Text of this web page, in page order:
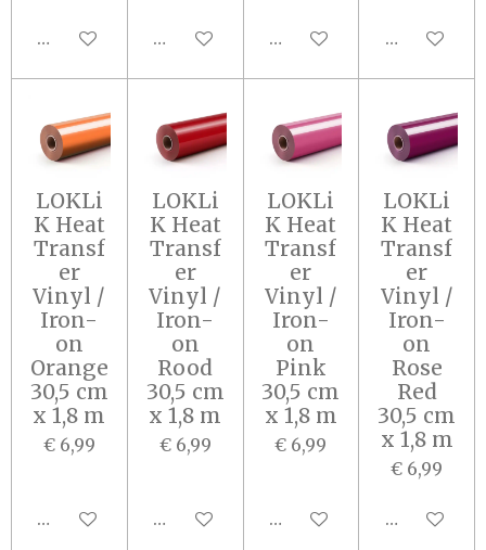
In winkelwagenHoud mij op de hoogte
In winkelwagen
In
LOKLi
K Heat
Transf
er
Vinyl /
Iron-
on
Orange
30,5 cm
x 1,8 m
€ 6,99
In winkelwagen
LOKLi
K Heat
Transf
er
Vinyl /
Iron-
on
Rood
30,5 cm
x 1,8 m
€ 6,99
In winkelwagen
LOKLi
K Heat
Transf
er
Vinyl /
Iron-
on
Pink
30,5 cm
x 1,8 m
€ 6,99
In winkelwagen
LOKLi
K Heat
Transf
er
Vinyl /
Iron-
on
Rose
Red
30,5 cm
x 1,8 m
€ 6,99
In